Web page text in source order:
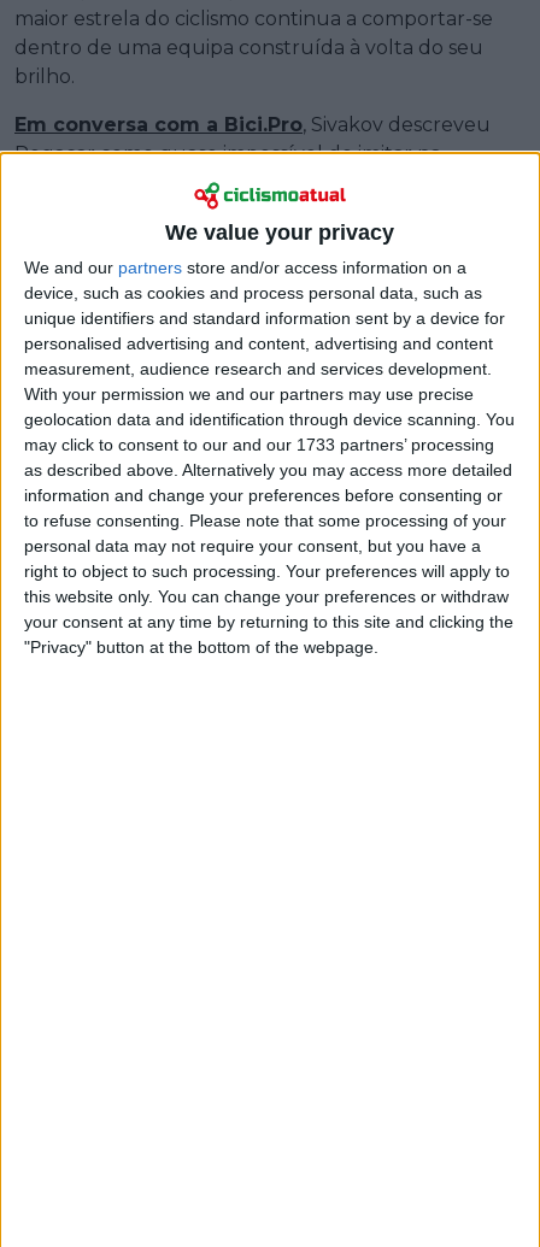
We value your privacy
We and our partners store and/or access information on a
device, such as cookies and process personal data, such as
unique identifiers and standard information sent by a device for
personalised advertising and content, advertising and content
measurement, audience research and services development.
With your permission we and our partners may use precise
geolocation data and identification through device scanning. You
may click to consent to our and our 1733 partners’ processing
as described above. Alternatively you may access more detailed
information and change your preferences before consenting or
to refuse consenting. Please note that some processing of your
personal data may not require your consent, but you have a
right to object to such processing. Your preferences will apply to
this website only. You can change your preferences or withdraw
your consent at any time by returning to this site and clicking the
"Privacy" button at the bottom of the webpage.
maior estrela do ciclismo continua a comportar-se
dentro de uma equipa construída à volta do seu
brilho.
Em conversa com a Bici.Pro, Sivakov descreveu
Pogacar como quase impossível de imitar na
bicicleta, mas destacou também a personalidade
terrena que o esloveno manteve apesar do peso do
estatuto de superestrela.